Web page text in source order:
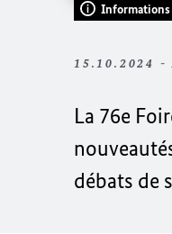
Informations
15.10.2024
La 76e
débats de